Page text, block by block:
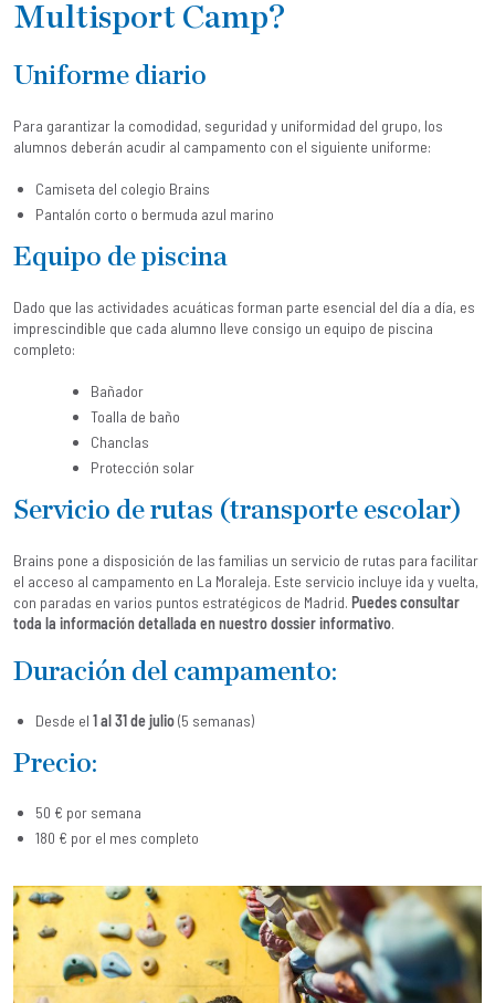
Multisport Camp?
Uniforme diario
Para garantizar la comodidad, seguridad y uniformidad del grupo, los
alumnos deberán acudir al campamento con el siguiente uniforme:
Camiseta del colegio Brains
Pantalón corto o bermuda azul marino
Equipo de piscina
Dado que las actividades acuáticas forman parte esencial del día a día, es
imprescindible que cada alumno lleve consigo un equipo de piscina
completo:
Bañador
Toalla de baño
Chanclas
Protección solar
Servicio de rutas (transporte escolar)
Brains pone a disposición de las familias un servicio de rutas para facilitar
el acceso al campamento en La Moraleja. Este servicio incluye ida y vuelta,
con paradas en varios puntos estratégicos de Madrid. Puedes consultar
toda la información detallada en nuestro dossier informativo.
Duración del campamento:
Desde el 1 al 31 de julio(5 semanas)
Precio:
50 € por semana
180 € por el mes completo